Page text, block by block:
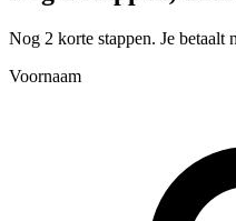
Nog 2 korte stappen. Je betaalt
Voornaam